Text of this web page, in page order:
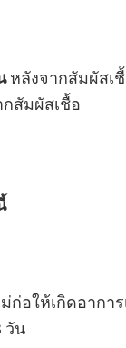
หลังจากสัมผัสเ
สัมผัสเชื้อ
อให้เกิดอากา
วัน